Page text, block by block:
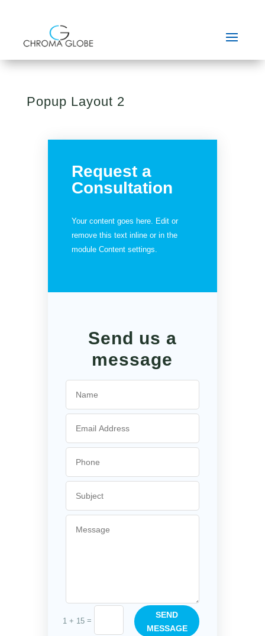
Popup Layout 2
Request a
Consultation
Your content goes here. Edit or
remove this text inline or in the
module Content settings.
Send us a
message
1 + 15=
SEND
MESSAGE